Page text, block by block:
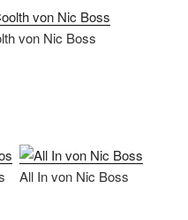
von Nic Boss
All In von Nic Boss